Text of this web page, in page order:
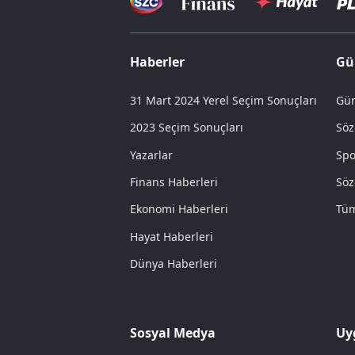
Haberler
31 Mart 2024 Yerel Seçim Sonuçları
2023 Seçim Sonuçları
Yazarlar
Finans Haberleri
Ekonomi Haberleri
Hayat Haberleri
Dünya Haberleri
Sosyal Medya